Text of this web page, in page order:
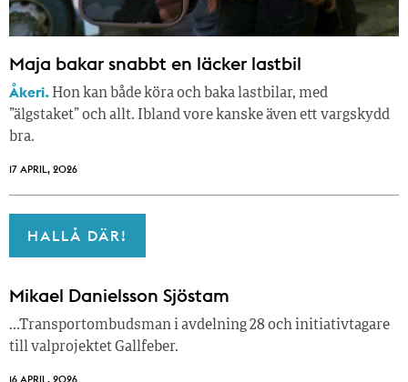
Maja bakar snabbt en läcker lastbil
Åkeri. Hon kan både köra och baka lastbilar, med
”älgstaket” och allt. Ibland vore kanske även ett vargskydd
bra.
17 APRIL, 2026
HALLÅ DÄR!
Mikael Danielsson Sjöstam
…Transportombudsman i avdelning 28 och initiativtagare
till valprojektet Gallfeber.
16 APRIL, 2026